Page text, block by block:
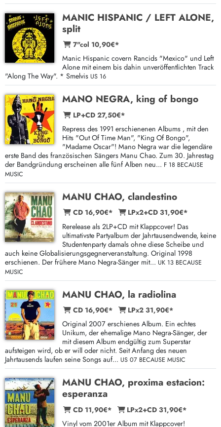
MANIC HISPANIC / LEFT ALONE,
split
7"col 10,90€*
Manic Hispanic covern Rancids "Mexico" und Left
Alone mit einem bis dahin unveröffentlichten Track
"Along The Way". * Smelvis US 16
MANO NEGRA, king of bongo
LP+CD 27,50€*
Repress des 1991 erschienenen Albums , mit den
Hits "Out Of Time Man", "King Of Bongo",
"Madame Oscar"! Mano Negra war die legendäre
erste Band des französischen Sängers Manu Chao. Zum 30. Jahrestag
der Bandgründung erscheinen alle fünf Alben neu... F 18 BECAUSE
MUSIC
MANU CHAO, clandestino
CD 16,90€*
LPx2+CD 31,90€*
Rerelease als 2LP+CD mit Klappcover! Das
ultimativste Partyalbum der Jahrtausendwende, keine
Studentenparty damals ohne diese Scheibe und
auch keine Globalisierungsgegnerveranstaltung. Original 1998
erschienen. Der frühere Mano Negra-Sänger mit... UK 13 BECAUSE
MUSIC
MANU CHAO, la radiolina
CD 16,90€*
LPx2 31,90€*
Original 2007 erschienes Album. Ein echtes
Unikum, der ehemalige Mano Negra-Sänger, der
mit diesem Album endgültig zum Superstar
aufsteigen wird, ob er will oder nicht. Seit Anfang des neuen
Jahrtausends laufen seine Songs auf... US 07 BECAUSE MUSIC
MANU CHAO, proxima estacion:
esperanza
CD 11,90€*
LPx2+CD 31,90€*
Vinyl vom 2001er Album mit Klappcover!